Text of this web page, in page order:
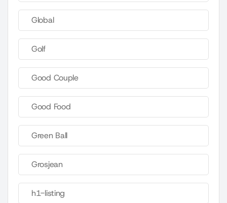
Global
Golf
Good Couple
Good Food
Green Ball
Grosjean
h1-listing